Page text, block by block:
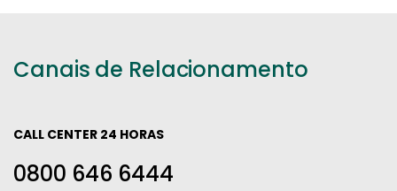
Canais de Relacionamento
CALL CENTER 24 HORAS
0800 646 6444